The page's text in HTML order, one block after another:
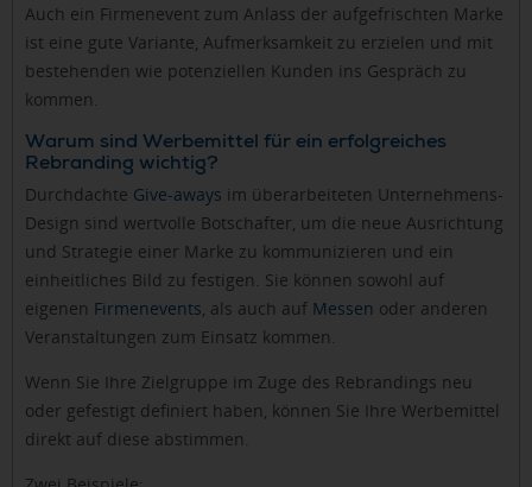
Auch ein Firmenevent zum Anlass der aufgefrischten Marke
ist eine gute Variante, Aufmerksamkeit zu erzielen und mit
bestehenden wie potenziellen Kunden ins Gespräch zu
kommen.
Warum sind Werbemittel für ein erfolgreiches
Rebranding wichtig?
Durchdachte Give-aways im überarbeiteten Unternehmens-
Design sind wertvolle Botschafter, um die neue Ausrichtung
und Strategie einer Marke zu kommunizieren und ein
einheitliches Bild zu festigen. Sie können sowohl auf
eigenen Firmenevents, als auch auf Messen oder anderen
Veranstaltungen zum Einsatz kommen.
Wenn Sie Ihre Zielgruppe im Zuge des Rebrandings neu
oder gefestigt definiert haben, können Sie Ihre Werbemittel
direkt auf diese abstimmen.